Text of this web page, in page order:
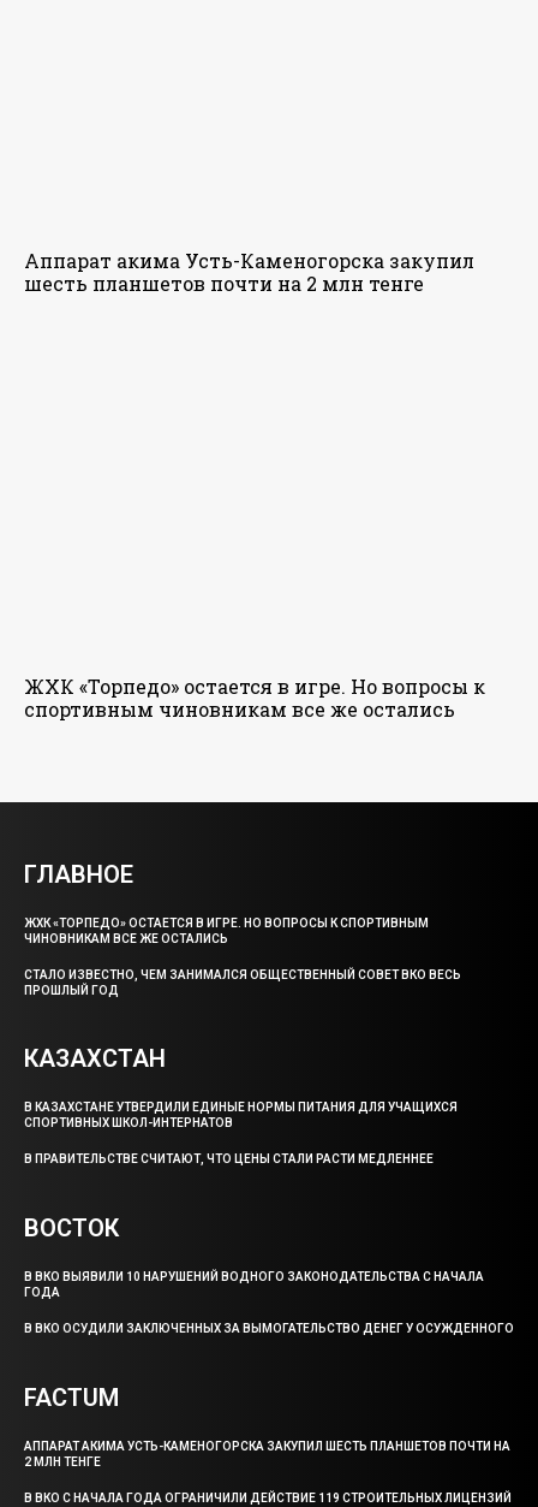
Аппарат акима Усть-Каменогорска закупил
шесть планшетов почти на 2 млн тенге
ЖХК «Торпедо» остается в игре. Но вопросы к
спортивным чиновникам все же остались
ГЛАВНОЕ
ЖХК «ТОРПЕДО» ОСТАЕТСЯ В ИГРЕ. НО ВОПРОСЫ К СПОРТИВНЫМ
ЧИНОВНИКАМ ВСЕ ЖЕ ОСТАЛИСЬ
СТАЛО ИЗВЕСТНО, ЧЕМ ЗАНИМАЛСЯ ОБЩЕСТВЕННЫЙ СОВЕТ ВКО ВЕСЬ
ПРОШЛЫЙ ГОД
КАЗАХСТАН
В КАЗАХСТАНЕ УТВЕРДИЛИ ЕДИНЫЕ НОРМЫ ПИТАНИЯ ДЛЯ УЧАЩИХСЯ
СПОРТИВНЫХ ШКОЛ-ИНТЕРНАТОВ
В ПРАВИТЕЛЬСТВЕ СЧИТАЮТ, ЧТО ЦЕНЫ СТАЛИ РАСТИ МЕДЛЕННЕЕ
ВОСТОК
В ВКО ВЫЯВИЛИ 10 НАРУШЕНИЙ ВОДНОГО ЗАКОНОДАТЕЛЬСТВА С НАЧАЛА
ГОДА
В ВКО ОСУДИЛИ ЗАКЛЮЧЕННЫХ ЗА ВЫМОГАТЕЛЬСТВО ДЕНЕГ У ОСУЖДЕННОГО
FACTUM
АППАРАТ АКИМА УСТЬ-КАМЕНОГОРСКА ЗАКУПИЛ ШЕСТЬ ПЛАНШЕТОВ ПОЧТИ НА
2 МЛН ТЕНГЕ
В ВКО С НАЧАЛА ГОДА ОГРАНИЧИЛИ ДЕЙСТВИЕ 119 СТРОИТЕЛЬНЫХ ЛИЦЕНЗИЙ